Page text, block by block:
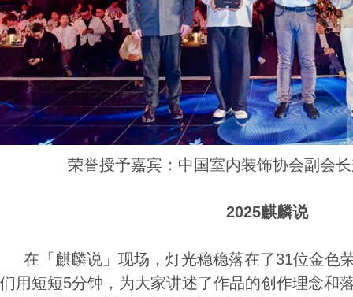
荣誉授予嘉宾：中国室内装饰协会副会
2025麒麟说
在「麒麟说」现场，灯光稳稳落在了31位金色
们用短短5分钟，为大家讲述了作品的创作理念和